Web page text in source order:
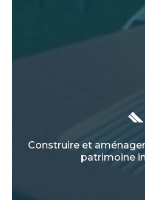
Construire et
patrimoine